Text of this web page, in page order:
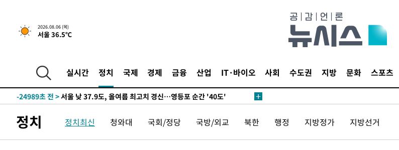
2026.08.06 (목)
서울 36.5℃
실시간 정치 국제 경제 금융 산업 IT·바이오 사회 수도권 지방 문화 스포츠
-26305초 전 >[속보]합참 "북, 동해상으로 미상 발사체 발사"
-25701초 전 >'낮 최고 39도' 불볕더위…한밤 열대야도 계속[내일날씨]
-25322초 전 >
"韓 외환시장 개입 관측 배경엔 美의 대한국 무역적자 있어"
-25149초 전 >
-24989초 전 >서울 낮 37.9도, 올여름 최고치 경신…영등포 순간 '40도'
-20646초 전 >
[속보]코스닥, 800p 회복…0.26% 오른 801.67 마감
-20576초 전 >[속보]코스피, 301.88포인트(4.58%) 내린 6296.38 마감
정치 정치최신 청와대 국회/정당 국방/외교 북한 행정 지방정가 지방선거